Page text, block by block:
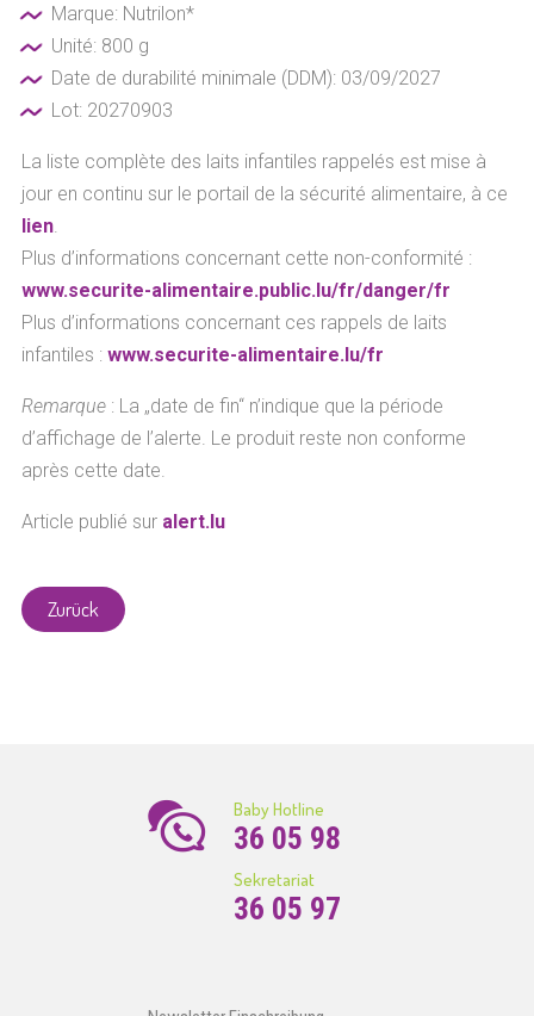
Marque: Nutrilon*
Unité: 800 g
Date de durabilité minimale (DDM): 03/09/2027
Lot: 20270903
La liste complète des laits infantiles rappelés est mise à
jour en continu sur le portail de la sécurité alimentaire, à ce
lien.
Plus d’informations concernant cette non-conformité :
www.securite-alimentaire.public.lu/fr/danger/fr
Plus d’informations concernant ces rappels de laits
infantiles : www.securite-alimentaire.lu/fr
Remarque : La „date de fin“ n’indique que la période
d’affichage de l’alerte. Le produit reste non conforme
après cette date.
Article publié sur alert.lu
Zurück
Baby Hotline
36 05 98
Sekretariat
36 05 97